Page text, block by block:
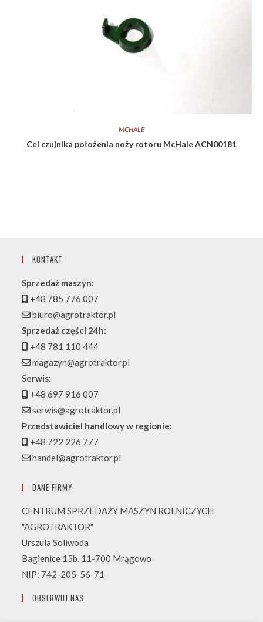
MCHALE
Cel czujnika położenia noży rotoru McHale ACN00181
KONTAKT
Sprzedaż maszyn:
+48 785 776 007
biuro@agrotraktor.pl
Sprzedaż części 24h:
+48 781 110 444
magazyn@agrotraktor.pl
Serwis:
+48 697 916 007
serwis@agrotraktor.pl
Przedstawiciel handlowy w regionie:
+48 722 226 777
handel@agrotraktor.pl
DANE FIRMY
CENTRUM SPRZEDAŻY MASZYN ROLNICZYCH
"AGROTRAKTOR"
Urszula Soliwoda
Bagienice 15b, 11-700 Mrągowo
NIP: 742-205-56-71
OBSERWUJ NAS